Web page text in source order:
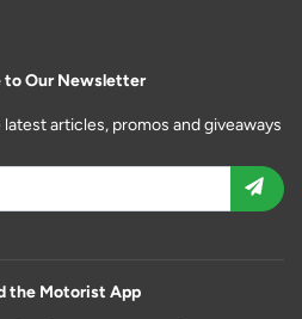
to Our Newsletter
articles, promos and giveaways
the Motorist App